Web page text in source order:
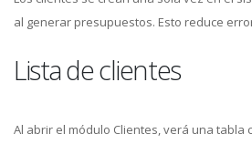
al generar presupuestos. Esto reduce
Lista de clientes
Al abrir el módulo Clientes, verá una tabla